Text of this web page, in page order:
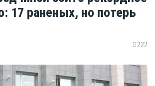
17 раненых, но потерь
222